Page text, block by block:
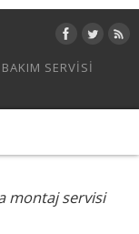
SERVISI
montaj servisi